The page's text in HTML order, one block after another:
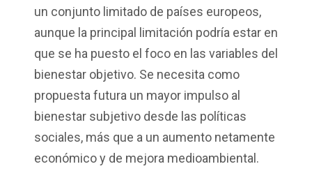
un conjunto limitado de países europeos,
aunque la principal limitación podría estar en
que se ha puesto el foco en las variables del
bienestar objetivo. Se necesita como
propuesta futura un mayor impulso al
bienestar subjetivo desde las políticas
sociales, más que a un aumento netamente
económico y de mejora medioambiental.